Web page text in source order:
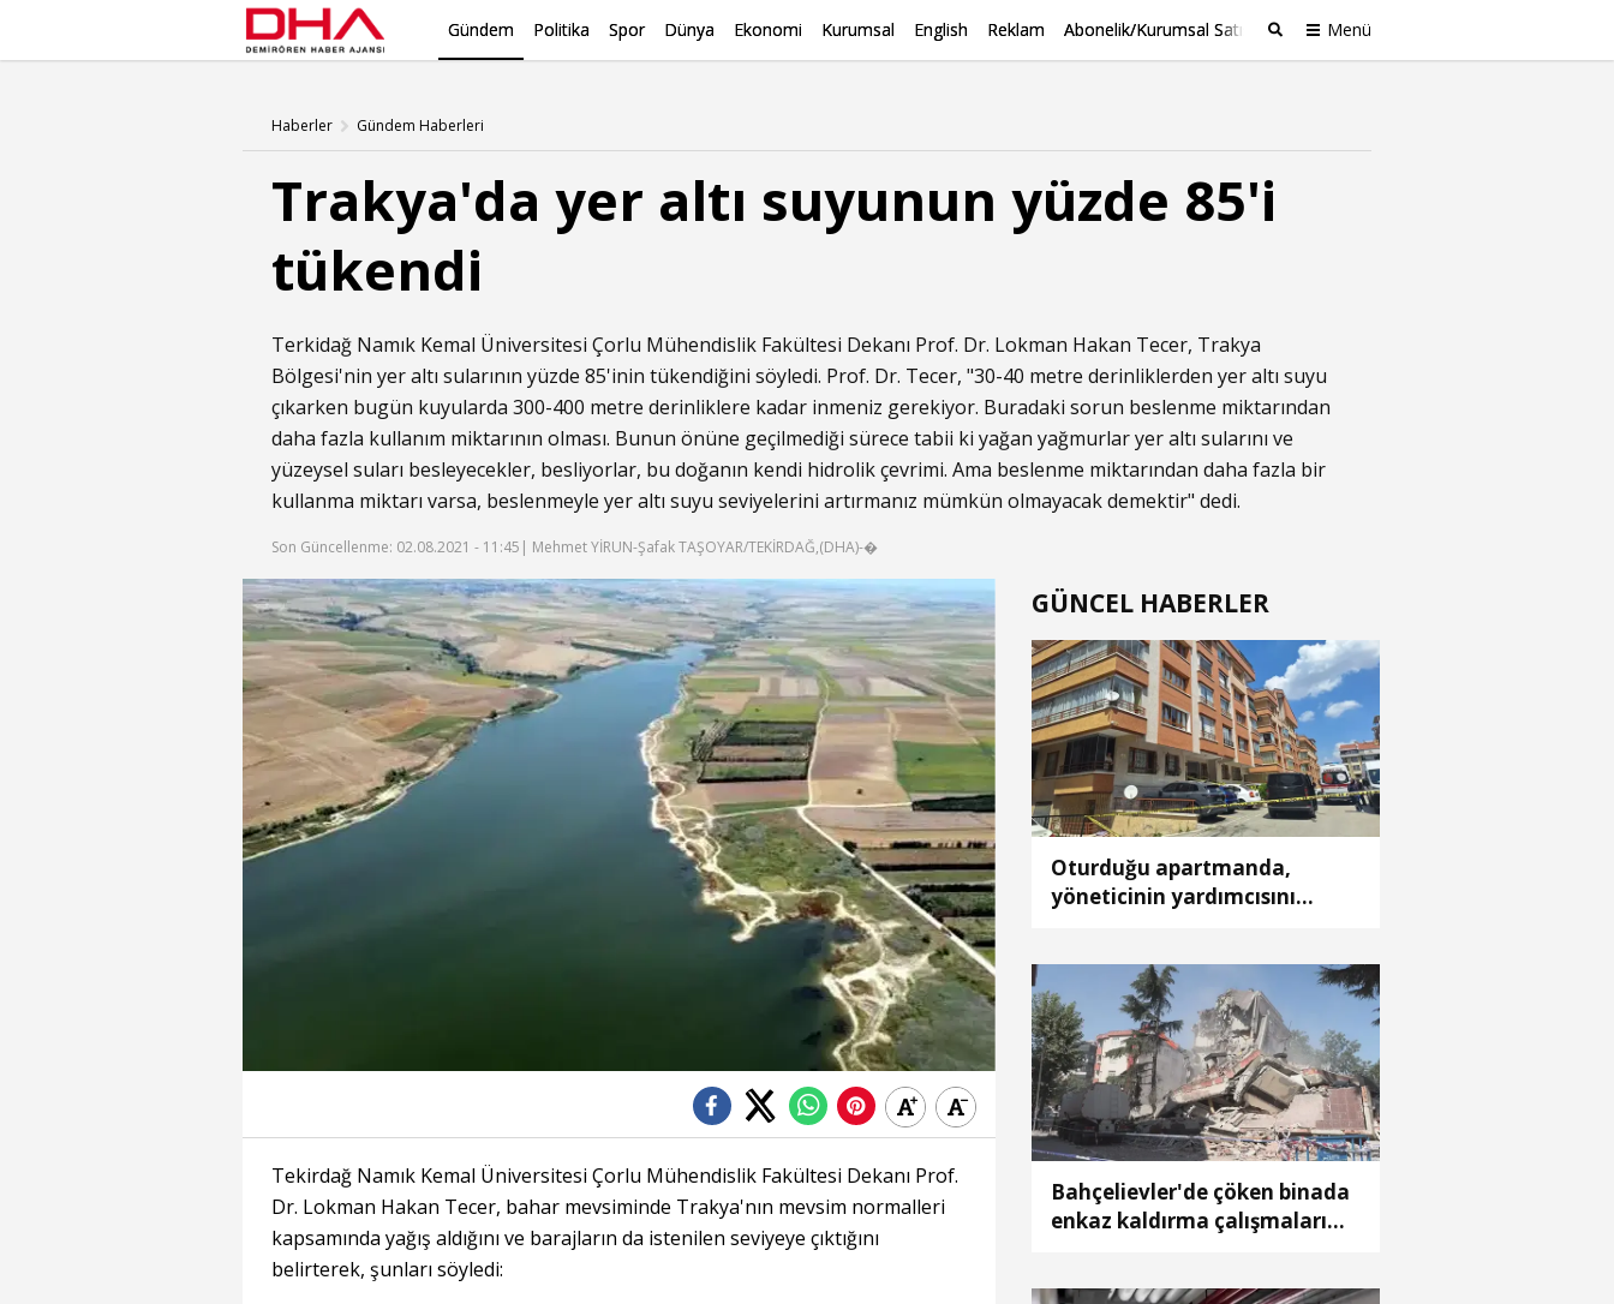
Gündem Politika Spor Dünya Ekonomi Kurumsal English Reklam Abonelik/Kurumsal Satış Menü
Haberler Gündem Haberleri
Trakya'da yer altı suyunun yüzde 85'i
tükendi
Terkidağ Namık Kemal Üniversitesi Çorlu Mühendislik Fakültesi Dekanı Prof. Dr. Lokman Hakan Tecer, Trakya
Bölgesi'nin yer altı sularının yüzde 85'inin tükendiğini söyledi. Prof. Dr. Tecer, "30-40 metre derinliklerden yer altı suyu
çıkarken bugün kuyularda 300-400 metre derinliklere kadar inmeniz gerekiyor. Buradaki sorun beslenme miktarından
daha fazla kullanım miktarının olması. Bunun önüne geçilmediği sürece tabii ki yağan yağmurlar yer altı sularını ve
yüzeysel suları besleyecekler, besliyorlar, bu doğanın kendi hidrolik çevrimi. Ama beslenme miktarından daha fazla bir
kullanma miktarı varsa, beslenmeyle yer altı suyu seviyelerini artırmanız mümkün olmayacak demektir" dedi.
Son Güncellenme: 02.08.2021 - 11:45 | Mehmet YİRUN-Şafak TAŞOYAR/TEKİRDAĞ,(DHA)-�
Tekirdağ Namık Kemal Üniversitesi Çorlu Mühendislik Fakültesi Dekanı Prof.
Dr. Lokman Hakan Tecer, bahar mevsiminde Trakya'nın mevsim normalleri
kapsamında yağış aldığını ve barajların da istenilen seviyeye çıktığını
belirterek, şunları söyledi:
GÜNCEL HABERLER
Oturduğu apartmanda,
yöneticinin yardımcısını
Bahçelievler'de çöken binada
enkaz kaldırma çalışmaları